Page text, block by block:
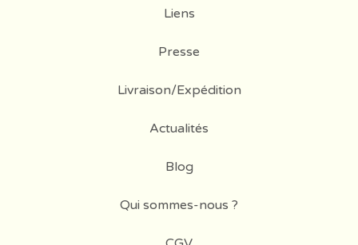
Liens
Presse
Livraison/Expédition
Actualités
Blog
Qui sommes-nous ?